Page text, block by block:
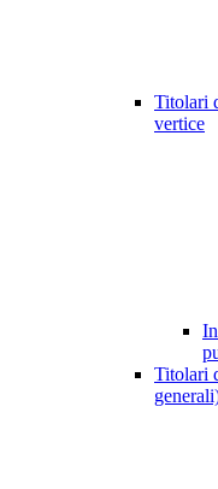
Titolari
vertice
Titolari